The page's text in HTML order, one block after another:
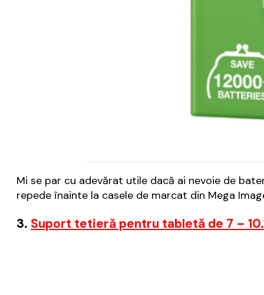
Mi se par cu adevărat utile dacă ai nevoie de
repede înainte la casele de marcat din Mega
3. Suport tetieră pentru tabletă de 7 –